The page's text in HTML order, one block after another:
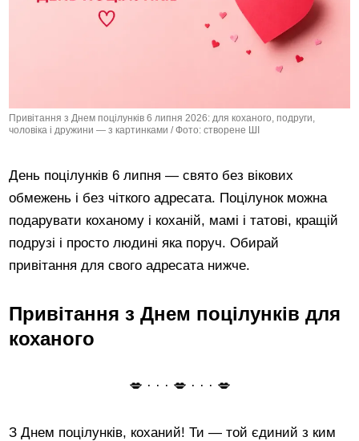
Привітання з Днем поцілунків 6 липня 2026: для коханого, подруги,
чоловіка і дружини — з картинками / Фото: створене ШІ
День поцілунків 6 липня — свято без вікових
обмежень і без чіткого адресата. Поцілунок можна
подарувати коханому і коханій, мамі і татові, кращій
подрузі і просто людині яка поруч. Обирай
привітання для свого адресата нижче.
Привітання з Днем поцілунків для
коханого
💋 · · · 💋 · · · 💋
З Днем поцілунків, коханий! Ти — той єдиний з ким